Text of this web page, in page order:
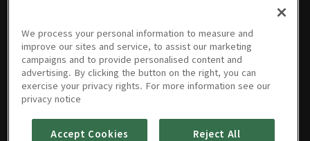
에피소드
We process your personal information to measure and
improve our sites and service, to assist our marketing
campaigns and to provide personalised content and
advertising. By clicking the button on the right, you can
exercise your privacy rights. For more information see our
privacy notice
Accept Cookies Reject All